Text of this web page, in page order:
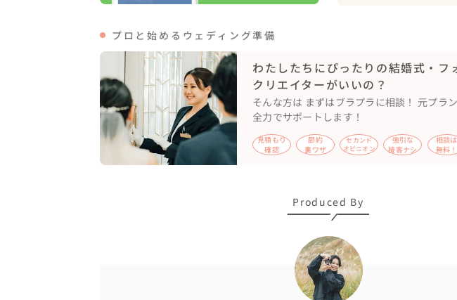
せくださいね🌟
漠然と前撮りがしたい、といった相談からでも、
「どこで撮りたい？いつも行く場所や思い出の地は？趣味、好きなこと
など、会話を通してぴったりな場所やシチュエーションを提案をします。
プロと始めるウェディング準備
わたしたちにぴったりの結婚式・フ
クリエイターがいいの？
そんな方は まずはブラプラに相談！ 元プラ
全力でサポートします！
見積もり
確認
節約
裏ワザ
セカンド
オピニオン
強引な
接客ナシ
相談は
無料！
Produced By